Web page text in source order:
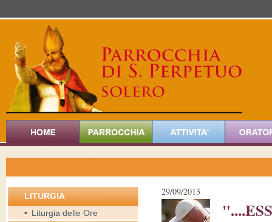
LITURGIA
• Liturgia delle Ore
29/09/2013